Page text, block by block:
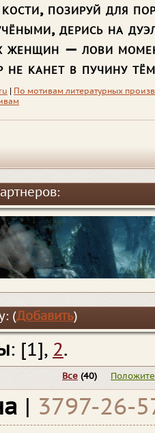
позируй для
дерись на
женщин — лови
не канет в пучину
По мотивам литературных
(Добавить)
: [1], 2.
Все (40)
| 3797-26-